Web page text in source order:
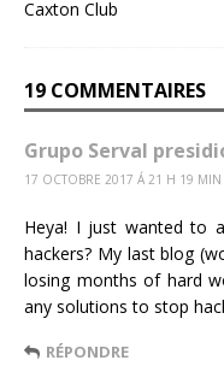
19 COMMENTAIRES
Grupo Serval
17 OCTOBRE 2017 Á 21 H 19 MIN
Heya! I just wanted to
hackers? My last blog
losing months of hard
any solutions to stop
RÉPONDRE